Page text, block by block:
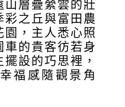
山層疊縈雲的壯
彩之丘與富田農
園，主人悉心照
車的貴客彷若身
設的巧思裡，
福感隨觀景角